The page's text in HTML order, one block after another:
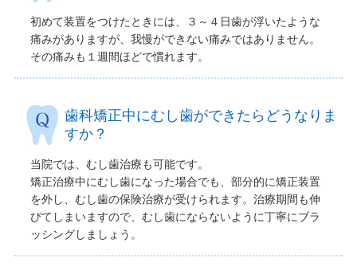
初めて装置をつけたときには、３～４日歯が浮いたような
痛みがありますが、我慢ができない痛みではありません。
その痛みも１週間ほどで慣れます。
歯科矯正中にむし歯ができたらどうなりま
すか？
当院では、むし歯治療も可能です。
矯正治療中にむし歯になった場合でも、部分的に矯正装置
を外し、むし歯の保険治療が受けられます。治療期間も伸
びてしまいますので、むし歯にならないように丁寧にブラ
ッシングしましょう。